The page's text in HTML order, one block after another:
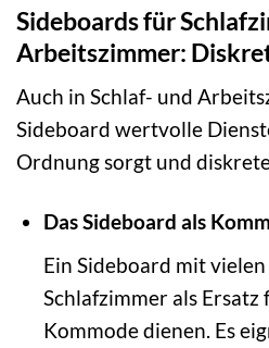
Sideboards für
Arbeitszimmer:
Auch in Schlaf- und
Sideboard wertvolle
Ordnung sorgt und
Das Sideboard als
Ein Sideboard mit
Schlafzimmer als Ersatz
Kommode dienen. Es